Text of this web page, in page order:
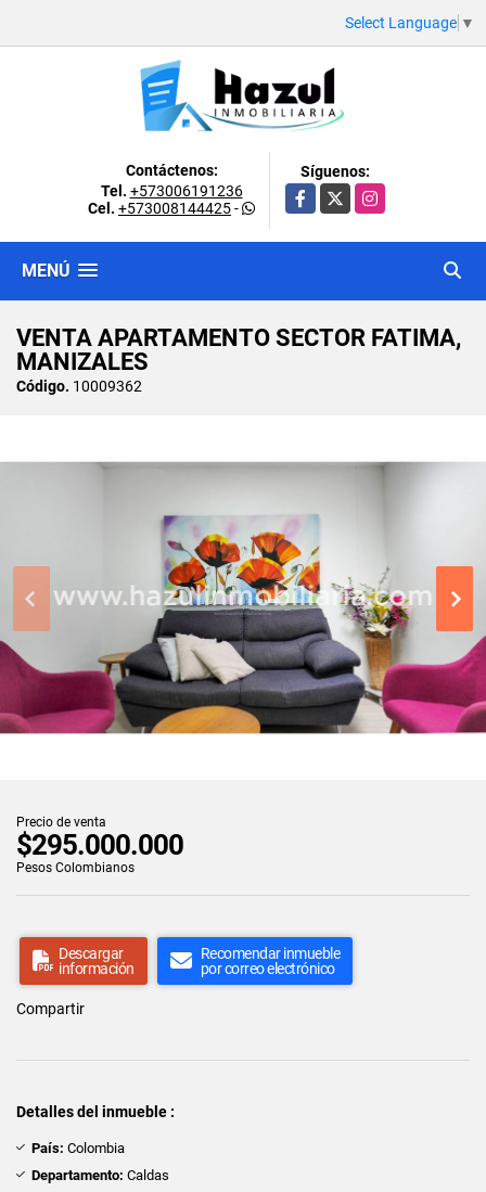
Select Language ▼
Contáctenos:
Tel. +573006191236
Cel. +573008144425-
Síguenos:
Facebook
X Instagram
MENÚ
VENTA APARTAMENTO SECTOR FATIMA,
MANIZALES
Código. 10009362
Precio de venta
$295.000.000
Pesos Colombianos
Descargar
información
Recomendar inmueble
por correo electrónico
Compartir
Detalles del inmueble :
País: Colombia
Departamento: Caldas